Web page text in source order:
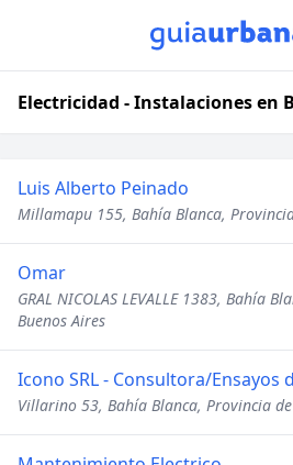
Luis Alberto Peinado
Millamapu 155, Bahía Blanca,
Omar
GRAL NICOLAS LEVALLE 1383, Bahía
Buenos Aires
Villarino 53, Bahía Blanca, Provincia